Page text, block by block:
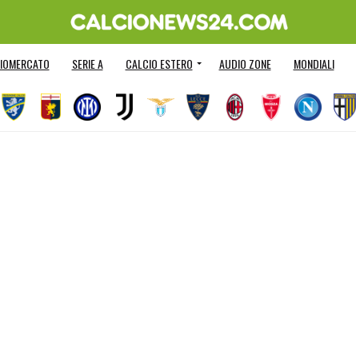
SERIE A CALCIO ESTERO AUDIO ZONE MONDIALI